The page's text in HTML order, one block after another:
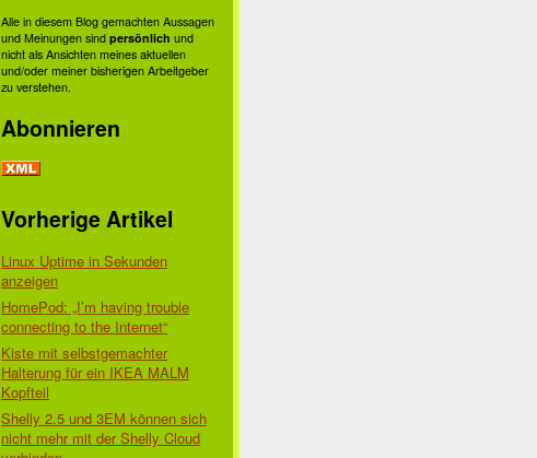
Alle in diesem Blog gemachten Aussagen
und Meinungen sind persönlich und
nicht als Ansichten meines aktuellen
und/oder meiner bisherigen Arbeitgeber
zu verstehen.
Abonnieren
Vorherige Artikel
Linux Uptime in Sekunden
anzeigen
HomePod: „I’m having trouble
connecting to the Internet“
Kiste mit selbstgemachter
Halterung für ein IKEA MALM
Kopfteil
Shelly 2.5 und 3EM können sich
nicht mehr mit der Shelly Cloud